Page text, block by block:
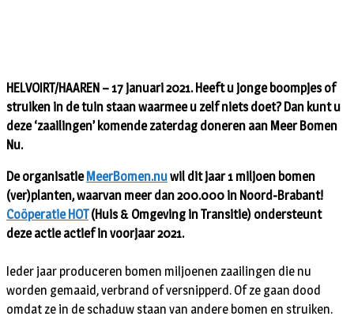
HELVOIRT/HAAREN – 17 januari 2021. Heeft u jonge boompjes of
struiken in de tuin staan waarmee u zelf niets doet? Dan kunt u
deze ‘zaailingen’ komende zaterdag doneren aan Meer Bomen
Nu.
De organisatie MeerBomen.nuwil dit jaar 1 miljoen bomen
(ver)planten, waarvan meer dan 200.000 in Noord-Brabant!
Coöperatie HOT(Huis & Omgeving in Transitie) ondersteunt
deze actie actief in voorjaar 2021.
Ieder jaar produceren bomen miljoenen zaailingen die nu
worden gemaaid, verbrand of versnipperd. Of ze gaan dood
omdat ze in de schaduw staan van andere bomen en struiken.